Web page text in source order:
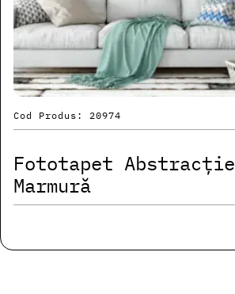
Cod Produs: 20974
Fototapet Abstracție
Marmură